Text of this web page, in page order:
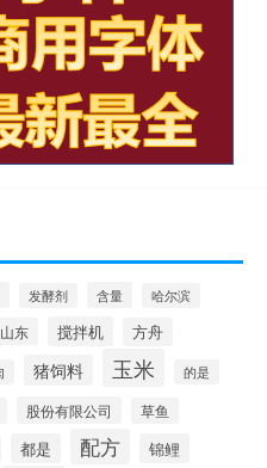
发酵剂 含量 哈尔滨
山东 搅拌机 方舟
猪饲料 玉米 的是
股份有限公司 草鱼
都是 配方 锦鲤